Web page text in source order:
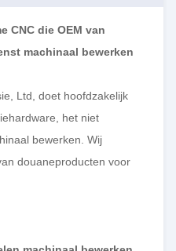
CNC die OEM van
machinaal bewerken
Ltd, doet hoofdzakelijk
het niet
bewerken. Wij
douaneproducten voor